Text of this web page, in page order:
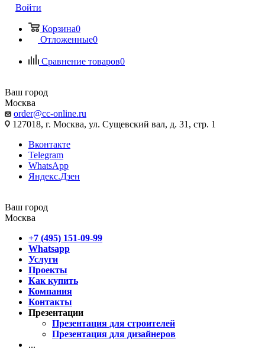
Войти
Корзина0
Отложенные0
Сравнение товаров0
Ваш город
Москва
order@cc-online.ru
127018, г. Москва, ул. Сущевский вал, д. 31, стр. 1
Вконтакте
Telegram
WhatsApp
Яндекс.Дзен
Ваш город
Москва
+7 (495) 151-09-99
Whatsapp
Услуги
Проекты
Как купить
Компания
Контакты
Презентации
Презентация для строителей
Презентация для дизайнеров
...